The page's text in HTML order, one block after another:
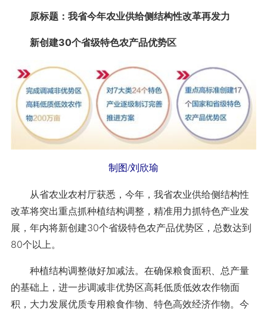
原标题：我省今年农业供给侧结构性改革再发力
新创建30个省级特色农产品优势区
制图/刘欣瑜
从省农业农村厅获悉，今年，我省农业供给侧结构性
改革将突出重点抓种植结构调整，精准用力抓特色产业发
展，年内将新创建30个省级特色农产品优势区，总数达到
80个以上。
种植结构调整做好加减法。在确保粮食面积、总产量
的基础上，进一步调减非优势区高耗低质低效农作物面
积，大力发展优质专用粮食作物、特色高效经济作物。今